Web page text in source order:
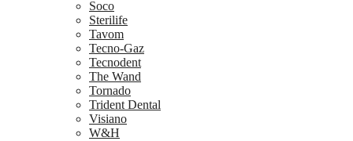
Soco
Sterilife
Tavom
Tecno-Gaz
Tecnodent
The Wand
Tornado
Trident Dental
Visiano
W&H